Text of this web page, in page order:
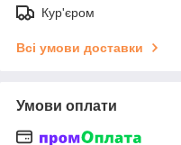
Кур'єром
Всі умови доставки
Умови оплати